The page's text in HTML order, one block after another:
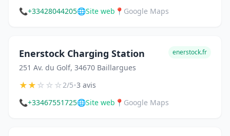
📞+33428044205🌐Site web 📍 Google Maps
Enerstock Charging Station
251 Av. du Golf, 34670 Baillargues
enerstock.fr
★★☆☆☆2/5•3 avis
📞+33467551725🌐Site web 📍 Google Maps